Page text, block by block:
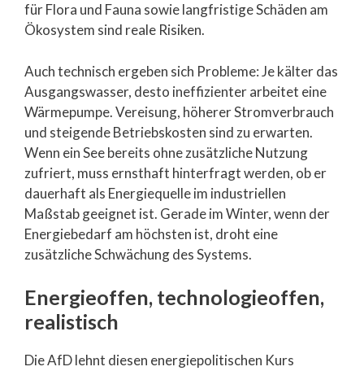
für Flora und Fauna sowie langfristige Schäden am
Ökosystem sind reale Risiken.
Auch technisch ergeben sich Probleme: Je kälter das
Ausgangswasser, desto ineffizienter arbeitet eine
Wärmepumpe. Vereisung, höherer Stromverbrauch
und steigende Betriebskosten sind zu erwarten.
Wenn ein See bereits ohne zusätzliche Nutzung
zufriert, muss ernsthaft hinterfragt werden, ob er
dauerhaft als Energiequelle im industriellen
Maßstab geeignet ist. Gerade im Winter, wenn der
Energiebedarf am höchsten ist, droht eine
zusätzliche Schwächung des Systems.
Energieoffen, technologieoffen,
realistisch
Die AfD lehnt diesen energiepolitischen Kurs